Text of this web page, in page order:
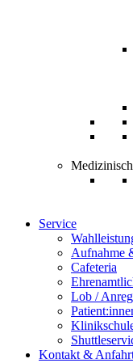
Service
Aufnahme
Cafeteria
Lob /
Kontakt &